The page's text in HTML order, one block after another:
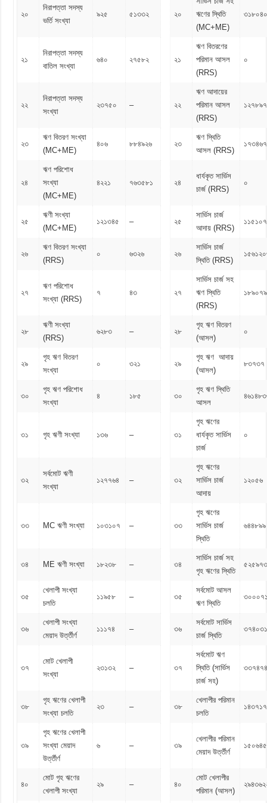
২০
নিরাপত্তা সদস্য
ভর্তি সংখ্যা
৯২৫ ৫১৩৩২ ২০
ঋণের স্থিতি
(MC+ME)
২১
নিরাপত্তা সদস্য
বাতিল সংখ্যা
৬৪০ ২৭৫৮২ ২১
ঋণ বিতরণের
পরিমান আসল
(RRS)
০
২২
নিরাপত্তা সদস্য
সংখ্যা
২৩৭৫০ – ২২
ঋণ আদায়ের
পরিমান আসল
(RRS)
২৩
ঋণ বিতরণ সংখ্যা
(MC+ME)
৪০৬ ৮৮৪৯২৬ ২৩
ঋণ স্থিতি
আসল (RRS)
২৪
ঋণ পরিশোধ
সংখ্যা
(MC+ME)
৪২২১ ৭৬৩৫৮১ ২৪
ধার্যকৃত সার্ভিস
চার্জ (RRS)
০
২৫
ঋণী সংখ্যা
(MC+ME)
১২১৩৪৫ – ২৫
সার্ভিস চার্জ
আদায় (RRS)
২৬
ঋণ বিতরণ সংখ্যা
(RRS)
০ ৬৩২৬ ২৬
সার্ভিস চার্জ
স্থিতি (RRS)
২৭
ঋণ পরিশোধ
সংখ্যা (RRS)
৭ ৪৩ ২৭
সার্ভিস চার্জ সহ
ঋণ স্থিতি
(RRS)
২৮
ঋণী সংখ্যা
(RRS)
৬২৮৩ – ২৮
গৃহ ঋণ বিতরণ
(আসল)
০
২৯
গৃহ ঋণ বিতরণ
সংখ্যা
০ ৩২১ ২৯
গৃহ ঋণ আদায়
(আসল)
৮৩৭৩৭
৩০
গৃহ ঋণ পরিশোধ
সংখ্যা
৪ ১৮৫ ৩০
গৃহ ঋণ স্থিতি
আসল
৩১ গৃহ ঋণী সংখ্যা ১৩৬ – ৩১
গৃহ ঋণের
ধার্যকৃত সার্ভিস
চার্জ
০
৩২
সর্বমোট ঋণী
সংখ্যা
১২৭৭৬৪ – ৩২
গৃহ ঋণের
সার্ভিস চার্জ
আদায়
১২০৫৬
৩৩ MC ঋণী সংখ্যা ১০৩১০৭ – ৩৩
গৃহ ঋণের
সার্ভিস চার্জ
স্থিতি
৬৪৪৮৯৯
৩৪ ME ঋণী সংখ্যা ১৮২৩৮ – ৩৪
সার্ভিস চার্জ সহ
গৃহ ঋণের স্থিতি
৩৫
খেলাপী সংখ্যা
চলতি
১১৯৫৮ – ৩৫
সর্বমোট আসল
ঋণ স্থিতি
৩৬
খেলাপী সংখ্যা
মেয়াদ উর্ত্তীর্ণ
১১১৭৪ – ৩৬
সর্বমোট সার্ভিস
চার্জ স্থিতি
৩৭
মোট খেলাপী
সংখ্যা
২৩১৩২ – ৩৭
সর্বমোট ঋণ
স্থিতি (সার্ভিস
চার্জ সহ)
৩৮
গৃহ ঋণের খেলাপী
সংখ্যা চলতি
২৩ – ৩৮
খেলাপীর পরিমান
চলতি
৩৯
গৃহ ঋণের খেলাপী
সংখ্যা মেয়াদ
উর্ত্তীর্ণ
৬ – ৩৯
খেলাপীর পরিমান
মেয়াদ উর্ত্তীর্ণ
৪০
মোট গৃহ ঋণের
খেলাপী সংখ্যা
২৯ – ৪০
মোট খেলাপীর
পরিমান (আসল)